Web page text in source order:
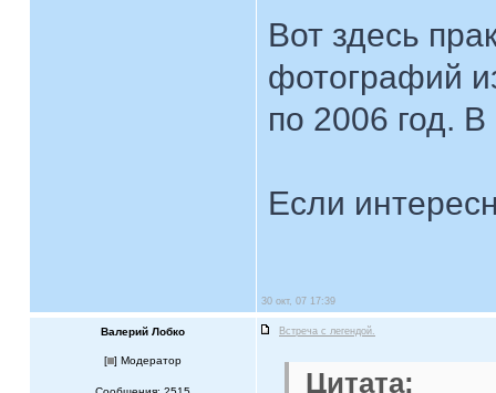
Вот здесь
фотографий
по 2006 год.
Если
30 окт, 07 17:39
Валерий Лобко Встреча с легендой.
[ ] Модератор
Цитата: